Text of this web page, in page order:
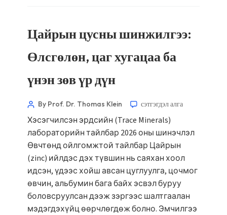
Цайрын цусны шинжилгээ:
Өлсгөлөн, цаг хугацаа ба
үнэн зөв үр дүн
By Prof. Dr. Thomas Klein сэтгэгдэл алга
Хэсэгчилсэн эрдсийн (Trace Minerals)
лабораторийн тайлбар 2026 оны шинэчлэл
Өвчтөнд ойлгомжтой тайлбар Цайрын
(zinc) ийлдэс дэх түвшин нь саяхан хоол
идсэн, үдээс хойш авсан цуглуулга, цочмог
өвчин, альбумин бага байх эсвэл буруу
боловсруулсан дээж зэргээс шалтгаалан
мэдэгдэхүйц өөрчлөгдөж болно. Эмчилгээ